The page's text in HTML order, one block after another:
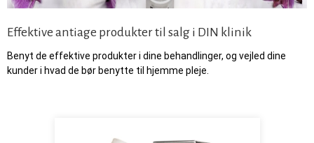
Effektive antiage produkter til salg i DIN klinik
Benyt de effektive produkter i dine behandlinger, og vejled dine
kunder i hvad de bør benytte til hjemme pleje.